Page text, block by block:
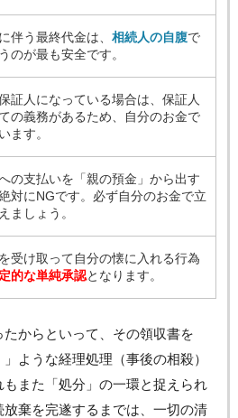
伴う最終代金は、 相続人の自腹で
のが最も安全です。
証人になっている場合は、保証人
の義務があるため、自分のお金で
ます。
の支払いを「親の預金」から出す
対にNGです。必ず自分のお金で立
ましょう。
受け取って自分の懐に入れる行為
的な単純承認となります。
からといって、その領収書を
ような経理処理（事後の相殺）
また「処分」の一環と捉えられ
棄を完遂するまでは、一切の清